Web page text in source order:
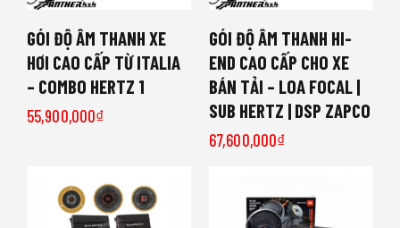
GÓI ĐỘ ÂM THANH XE
HƠI CAO CẤP TỪ ITALIA
– COMBO HERTZ 1
55,900,000₫
GÓI ĐỘ ÂM THANH HI-
END CAO CẤP CHO XE
BÁN TẢI – LOA FOCAL |
SUB HERTZ | DSP ZAPCO
67,600,000₫